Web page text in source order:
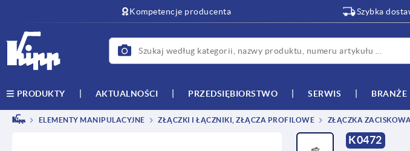
Kompetencje producenta Szybka
PRODUKTY AKTUALNOŚCI PRZEDSIĘBIORSTWO SERWIS BRANŻE
ELEMENTY MANIPULACYJNE ZŁĄCZKI I ŁĄCZNIKI, ZŁĄCZA PROFILOWE ZŁĄCZKA ZACISKOWA
K0472